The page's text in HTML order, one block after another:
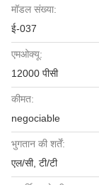
मॉडल संख्या:
ई-037
एमओक्यू:
12000 पीसी
कीमत:
negociable
भुगतान की शर्तें:
एल/सी, टी/टी